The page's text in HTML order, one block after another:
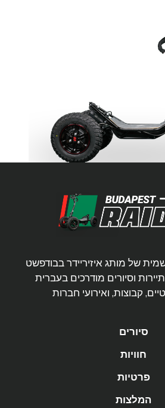
של מותג איזיריידר בבודפשט
וסיורים מודרכים בעברית
קבוצות, ואירועי חברות
סיורים
חוויות
פרטיות
המלצות